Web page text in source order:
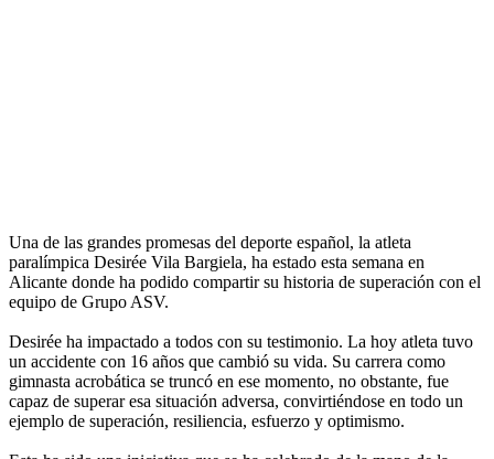
Una de las grandes promesas del deporte español, la atleta
paralímpica Desirée Vila Bargiela, ha estado esta semana en
Alicante donde ha podido compartir su historia de superación con el
equipo de Grupo ASV.
Desirée ha impactado a todos con su testimonio. La hoy atleta tuvo
un accidente con 16 años que cambió su vida. Su carrera como
gimnasta acrobática se truncó en ese momento, no obstante, fue
capaz de superar esa situación adversa, convirtiéndose en todo un
ejemplo de superación, resiliencia, esfuerzo y optimismo.